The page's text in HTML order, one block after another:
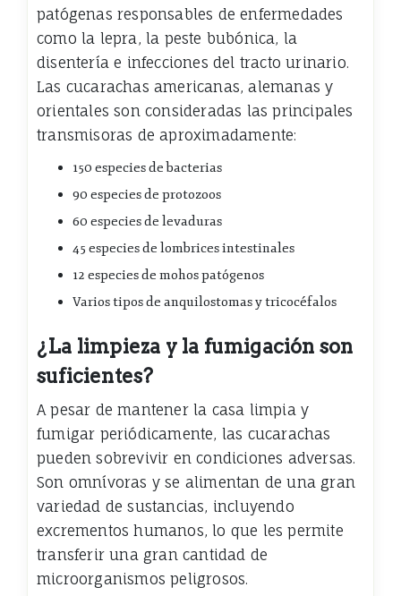
patógenas responsables de enfermedades
como la lepra, la peste bubónica, la
disentería e infecciones del tracto urinario.
Las cucarachas americanas, alemanas y
orientales son consideradas las principales
transmisoras de aproximadamente:
150 especies de bacterias
90 especies de protozoos
60 especies de levaduras
45 especies de lombrices intestinales
12 especies de mohos patógenos
Varios tipos de anquilostomas y tricocéfalos
¿La limpieza y la fumigación son
suficientes?
A pesar de mantener la casa limpia y
fumigar periódicamente, las cucarachas
pueden sobrevivir en condiciones adversas.
Son omnívoras y se alimentan de una gran
variedad de sustancias, incluyendo
excrementos humanos, lo que les permite
transferir una gran cantidad de
microorganismos peligrosos.